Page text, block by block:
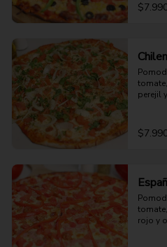
perejil
rojo y